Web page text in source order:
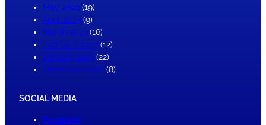
May 2023 (19)
April 2023 (9)
March 2023 (16)
February 2023 (12)
January 2023 (22)
December 2022 (8)
SOCIAL MEDIA
Facebook